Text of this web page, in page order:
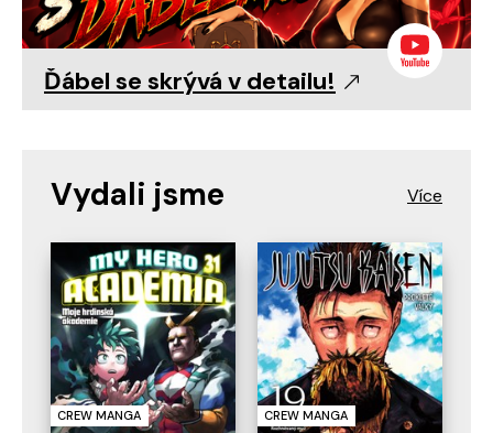
Ďábel se skrývá v detailu!
Vydali jsme
CREW MANGA
CREW MANGA